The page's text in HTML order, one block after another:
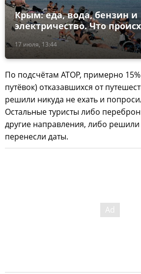
17 июля, 13:44
Крым: еда, вода, бензин и
электричество. Что
По подсчётам АТОР, примерно
путёвок) отказавшихся от
решили никуда не ехать и
Остальные туристы либо
другие направления, либо
перенесли даты.